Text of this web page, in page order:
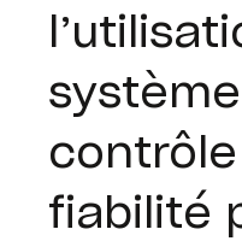
fiabilité